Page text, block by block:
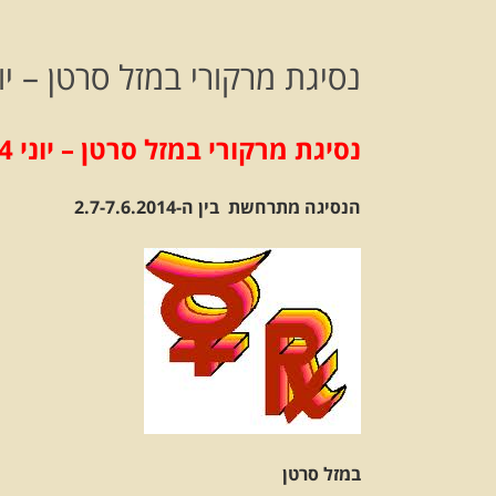
נסיגת מרקורי במזל סרטן – יוני
נסיגת מרקורי במזל סרטן – יוני 2014
הנסיגה מתרחשת בין ה-2.7-7.6.2014
במזל סרטן